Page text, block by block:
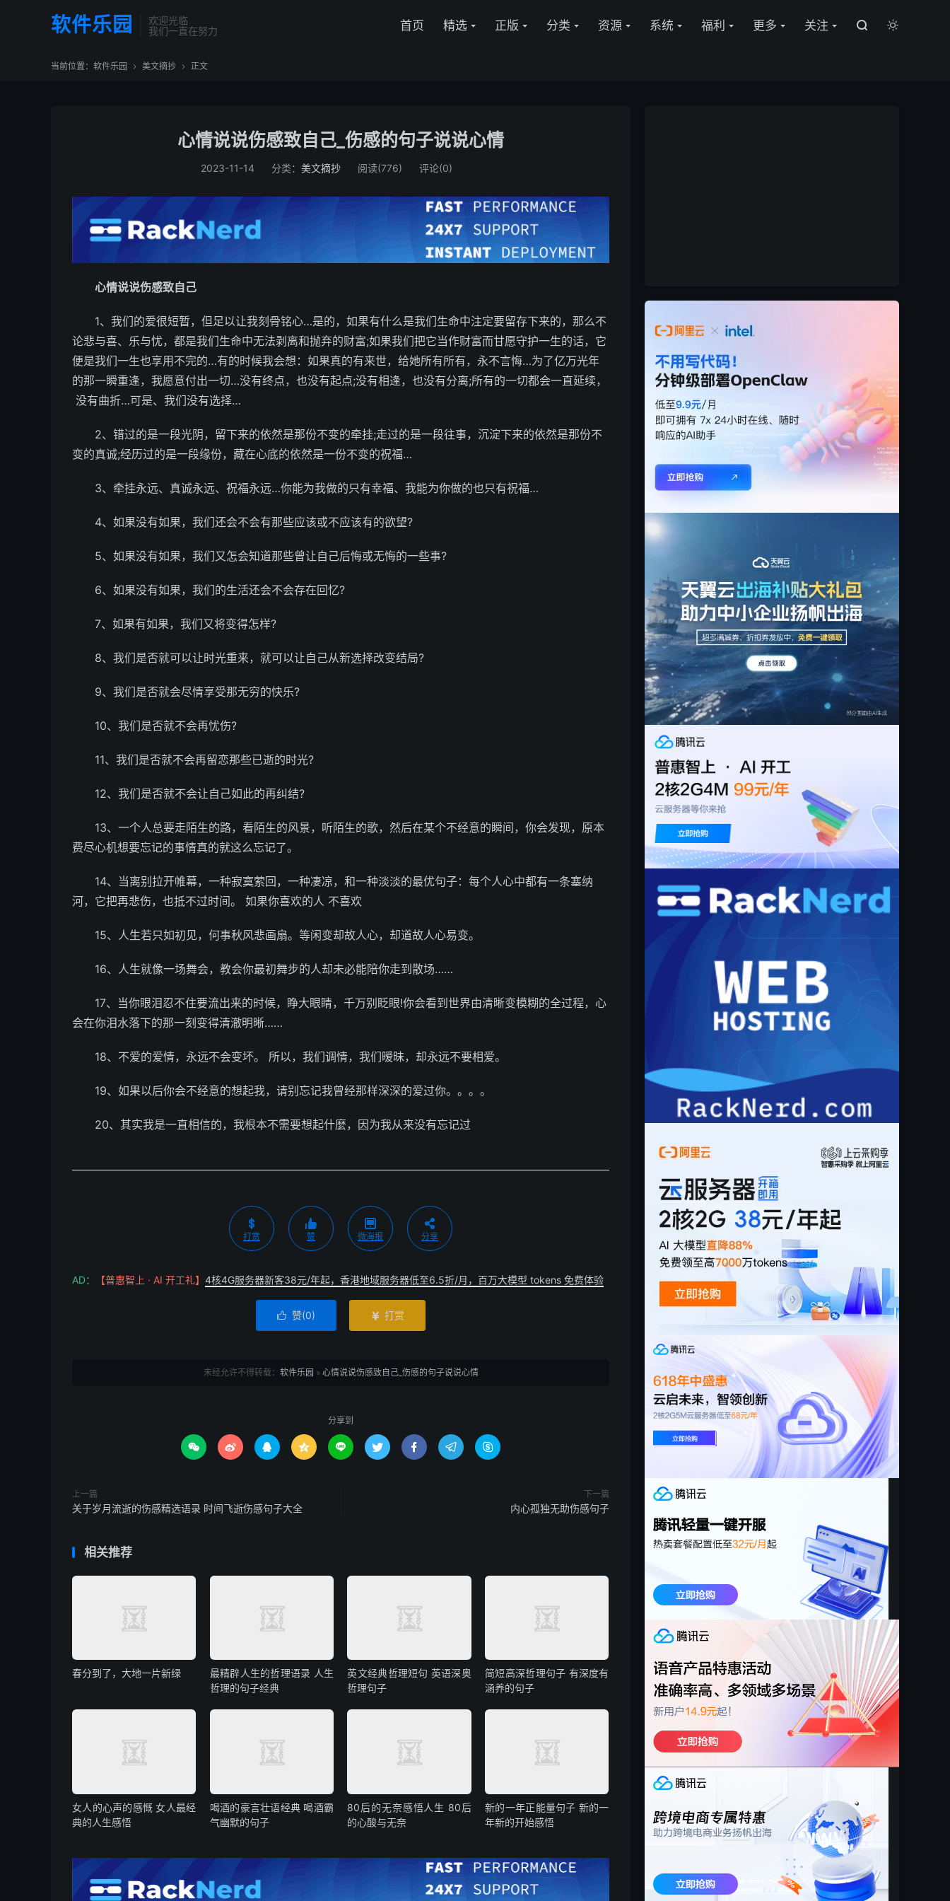
软件乐园
欢迎光临
我们一直在努力
首页 精选 正版 分类 资源 系统 福利 更多 关注  
当前位置： 软件乐园  美文摘抄  正文
心情说说伤感致自己_伤感的句子说说心情
2023-11-14 分类： 美文摘抄 阅读(776) 评论(0)
心情说说伤感致自己
1、我们的爱很短暂，但足以让我刻骨铭心…是的，如果有什么是我们生命中注定要留存下来的，那么不
论悲与喜、乐与忧，都是我们生命中无法剥离和抛弃的财富;如果我们把它当作财富而甘愿守护一生的话，它
便是我们一生也享用不完的…有的时候我会想：如果真的有来世，给她所有所有，永不言悔…为了亿万光年
的那一瞬重逢，我愿意付出一切…没有终点，也没有起点;没有相逢，也没有分离;所有的一切都会一直延续，
没有曲折…可是、我们没有选择…­
2、错过的是一段光阴，留下来的依然是那份不变的牵挂;走过的是一段往事，沉淀下来的依然是那份不
变的真诚;经历过的是一段缘份，藏在心底的依然是一份不变的祝福… ­
3、牵挂永远、真诚永远、祝福永远…你能为我做的只有幸福、我能为你做的也只有祝福…­
4、如果没有如果，我们还会不会有那些应该或不应该有的欲望?­
5、如果没有如果，我们又怎会知道那些曾让自己后悔或无悔的一些事?­
6、如果没有如果，我们的生活还会不会存在回忆?­
7、如果有如果，我们又将变得怎样?­
8、我们是否就可以让时光重来，就可以让自己从新选择改变结局?­
9、我们是否就会尽情享受那无穷的快乐?­
10、我们是否就不会再忧伤?­
11、我们是否就不会再留恋那些已逝的时光?­
12、我们是否就不会让自己如此的再纠结?
13、一个人总要走陌生的路，看陌生的风景，听陌生的歌，然后在某个不经意的瞬间，你会发现，原本
费尽心机想要忘记的事情真的就这么忘记了。
14、当离别拉开帷幕，一种寂寞萦回，一种凄凉，和一种淡淡的最优句子：每个人心中都有一条塞纳
河，它把再悲伤，也抵不过时间。 如果你喜欢的人 不喜欢
15、人生若只如初见，何事秋风悲画扇。等闲变却故人心，却道故人心易变。
16、人生就像一场舞会，教会你最初舞步的人却未必能陪你走到散场……
17、当你眼泪忍不住要流出来的时候，睁大眼睛，千万别眨眼!你会看到世界由清晰变模糊的全过程，心
会在你泪水落下的那一刻变得清澈明晰……
18、不爱的爱情，永远不会变坏。 所以，我们调情，我们暧昧，却永远不要相爱。
19、如果以后你会不经意的想起我，请别忘记我曾经那样深深的爱过你。。。。
20、其实我是一直相信的，我根本不需要想起什麼，因为我从来没有忘记过
打赏 赞 微海报 分享
AD： 【普惠智上 · AI 开工礼】 4核4G服务器新客38元/年起，香港地域服务器低至6.5折/月，百万大模型 tokens 免费体验
 赞(0)  打赏
未经允许不得转载： 软件乐园 » 心情说说伤感致自己_伤感的句子说说心情
分享到
        
上一篇
关于岁月流逝的伤感精选语录 时间飞逝伤感句子大全
下一篇
内心孤独无助伤感句子
相关推荐
春分到了，大地一片新绿
最精辟人生的哲理语录 人生
哲理的句子经典
英文经典哲理短句 英语深奥
哲理句子
简短高深哲理句子 有深度有
涵养的句子
女人的心声的感慨 女人最经
典的人生感悟
喝酒的豪言壮语经典 喝酒霸
气幽默的句子
80后的无奈感悟人生 80后
的心酸与无奈
新的一年正能量句子 新的一
年新的开始感悟